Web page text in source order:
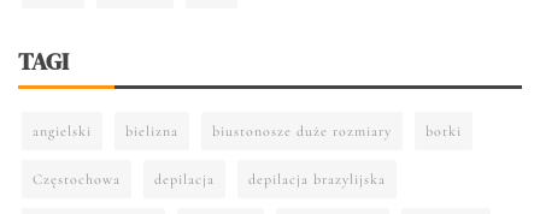
TAGI
angielski bielizna biustonosze duże rozmiary botki
Częstochowa depilacja depilacja brazylijska